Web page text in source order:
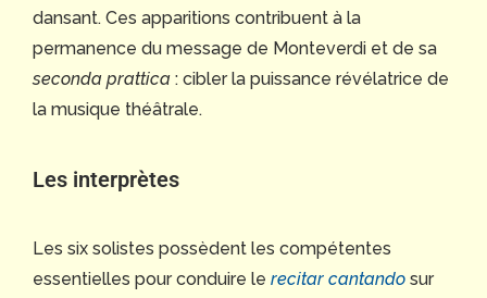
dansant. Ces apparitions contribuent à la
permanence du message de Monteverdi et de sa
seconda prattica : cibler la puissance révélatrice de
la musique théâtrale.
Les interprètes
Les six solistes possèdent les compétentes
essentielles pour conduire le recitar cantando sur